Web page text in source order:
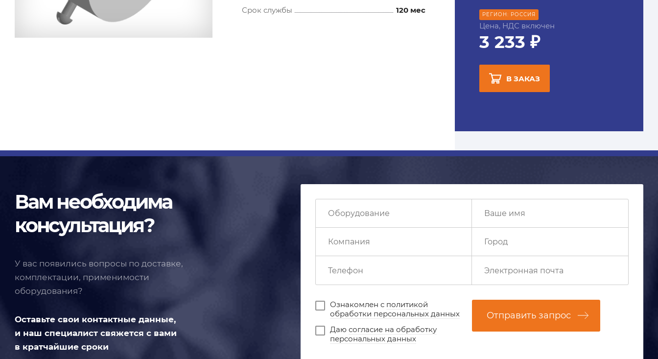
Срок службы
120 мес РЕГИОН: РОССИЯ
Цена, НДС включен
3 233 ₽
В ЗАКАЗ
Вам необходима
консультация?
У вас появились вопросы по доставке,
комплектации, применимости
оборудования?
Оставьте свои контактные данные,
и наш специалист свяжется с вами
в кратчайшие сроки
Ознакомлен с политикой
обработки персональных данных
Даю согласие на обработку
персональных данных
Отправить запрос